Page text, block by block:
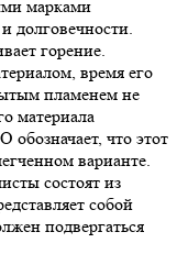
марками
долговечности.
горение.
время его
пламенем не
материала
обозначает, что этот
варианте.
состоят из
собой
подвергаться